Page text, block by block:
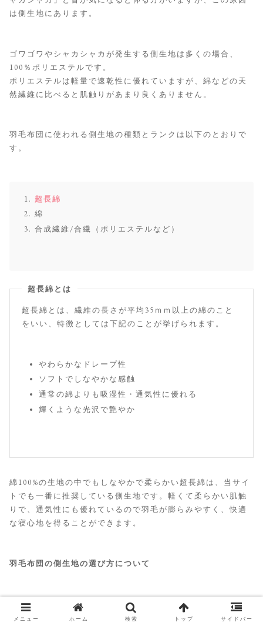
は側生地にあります。
ゴワゴワやシャカシャカが発生する側生地は多くの場合、
100％ポリエステルです。
ポリエステルは軽量で速乾性に優れていますが、綿などの天
然繊維に比べると肌触りがあまり良くありません。
羽毛布団に使われる側生地の種類とランクは以下のとおりで
す。
超長綿
綿
合成繊維/合繊（ポリエステルなど）
超長綿とは
超長綿とは、繊維の長さが平均35ｍｍ以上の綿のこと
をいい、特徴としては下記のことが挙げられます。
やわらかなドレープ性
ソフトでしなやかな感触
通常の綿よりも吸湿性・通気性に優れる
輝くような光沢で艶やか
綿100%の生地の中でもしなやかで柔らかい超長綿は、当サイ
トでも一番に推奨している側生地です。軽くて柔らかい肌触
りで、通気性にも優れているので羽毛が膨らみやすく、快適
な寝心地を得ることができます。
羽毛布団の側生地の選び方について
こんなに簡単だった！羽毛布団の側生地の選び方
羽毛布団を選ぶ際にとっても重要な要素の１つである側生
地。 どんなに中綿の羽毛が高品質だとしても、それを包み
メニュー ホーム 検索 トップ サイドバー